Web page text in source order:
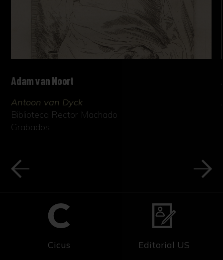
Adam van Noort
Antoon van Dyck
Biblioteca Rector Machado
Grabados
Cicus Editorial US